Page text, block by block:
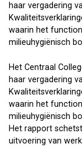
haar vergadering
waarin het
milieuhygiënisch
Het Centraal
haar vergadering
waarin het
milieuhygiënisch
Het rapport
uitvoering van